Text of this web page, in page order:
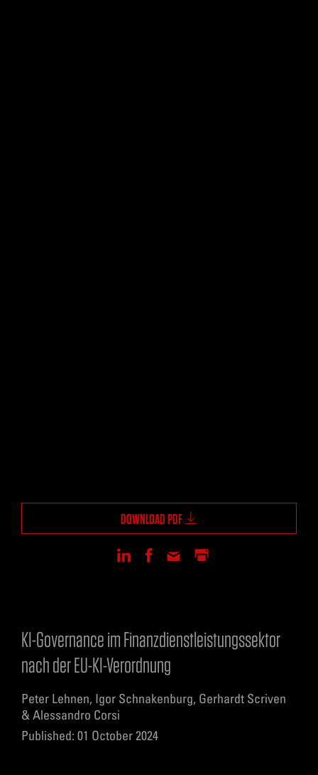
DOWNLOAD PDF
KI-Governance im Finanzdienstleistungssektor
nach der EU-KI-Verordnung
Peter Lehnen, Igor Schnakenburg, Gerhardt Scriven
& Alessandro Corsi
Published: 01 October 2024